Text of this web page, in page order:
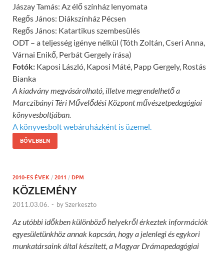
Jászay Tamás: Az élő színház lenyomata
Regős János: Diákszínház Pécsen
Regős János: Katartikus szembesülés
ODT – a teljesség igénye nélkül (Tóth Zoltán, Cseri Anna,
Várnai Enikő, Perbát Gergely írása)
Fotók: Kaposi László, Kaposi Máté, Papp Gergely, Rostás
Bianka
A kiadvány megvásárolható, illetve megrendelhető a
Marczibányi Téri Művelődési Központ művészetpedagógiai
könyvesboltjában.
A könyvesbolt webáruházként is üzemel.
BŐVEBBEN
2010-ES ÉVEK / 2011 / DPM
KÖZLEMÉNY
2011.03.06. - bySzerkeszto
Az utóbbi időkben különböző helyekről érkeztek információk
egyesületünkhöz annak kapcsán, hogy a jelenlegi és egykori
munkatársaink által készített, a Magyar Drámapedagógiai